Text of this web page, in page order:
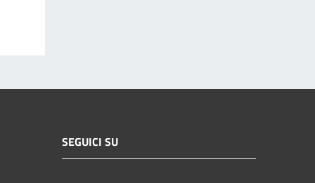
SEGUICI SU